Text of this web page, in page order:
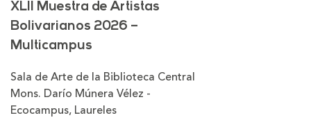
XLII Muestra de Artistas
Bolivarianos 2026 –
Multicampus
Sala de Arte de la Biblioteca Central
Mons. Darío Múnera Vélez -
Ecocampus, Laureles